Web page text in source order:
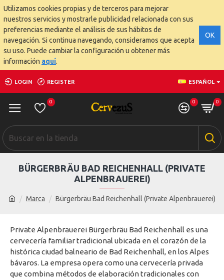
Utilizamos cookies propias y de terceros para mejorar
nuestros servicios y mostrarle publicidad relacionada con sus
preferencias mediante el análisis de sus hábitos de
navegación. Si continua navegando, consideramos que acepta
su uso. Puede cambiar la configuración u obtener más
información aquí.
OK
LOGIN REGISTER ESPAÑOL
0 0 0
Marca Bürgerbräu Bad Reichenhall (Private Alpenbrauerei)
BÜRGERBRÄU BAD REICHENHALL (PRIVATE
ALPENBRAUEREI)
Private Alpenbrauerei Bürgerbräu Bad Reichenhall es una
cervecería familiar tradicional ubicada en el corazón de la
histórica ciudad balneario de Bad Reichenhall, en los Alpes
bávaros. La empresa opera como una cervecería privada
que combina métodos de elaboración tradicionales con